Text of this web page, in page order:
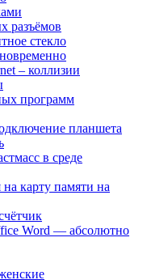
разъёмов
стекло
– коллизии
программ
планшета
в среде
карту памяти на
Word — абсолютно